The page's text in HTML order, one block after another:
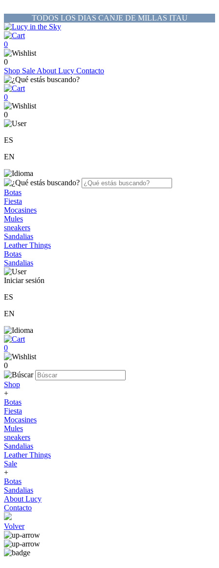
TODOS LOS DIAS CANJE DE MILLAS ITAU
0
0
Shop Sale About Lucy Contacto
0
0
ES
EN
Botas
Fiesta
Mocasines
Mules
sneakers
Sandalias
Leather Things
Botas
Sandalias
Iniciar sesión
ES
EN
0
0
Shop
+
Botas
Fiesta
Mocasines
Mules
sneakers
Sandalias
Leather Things
Sale
+
Botas
Sandalias
About Lucy
Contacto
Volver